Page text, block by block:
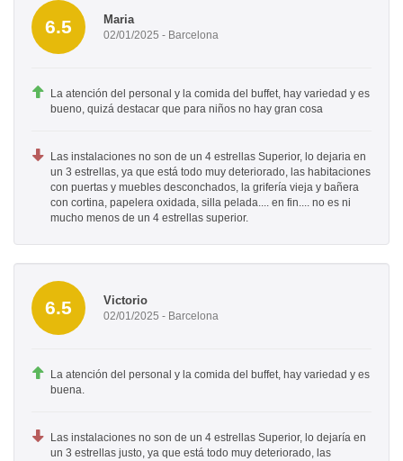
6.5 Maria
02/01/2025 - Barcelona
La atención del personal y la comida del buffet, hay variedad y es
bueno, quizá destacar que para niños no hay gran cosa
Las instalaciones no son de un 4 estrellas Superior, lo dejaria en
un 3 estrellas, ya que está todo muy deteriorado, las habitaciones
con puertas y muebles desconchados, la grifería vieja y bañera
con cortina, papelera oxidada, silla pelada.... en fin.... no es ni
mucho menos de un 4 estrellas superior.
6.5 Victorio
02/01/2025 - Barcelona
La atención del personal y la comida del buffet, hay variedad y es
buena.
Las instalaciones no son de un 4 estrellas Superior, lo dejaría en
un 3 estrellas justo, ya que está todo muy deteriorado, las